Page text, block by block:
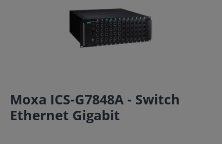
Moxa ICS-G7848A - Switch
Ethernet Gigabit